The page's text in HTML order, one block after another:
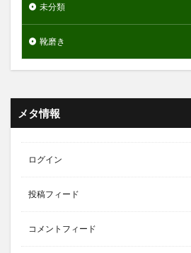
未分類
靴磨き
メタ情報
ログイン
投稿フィード
コメントフィード